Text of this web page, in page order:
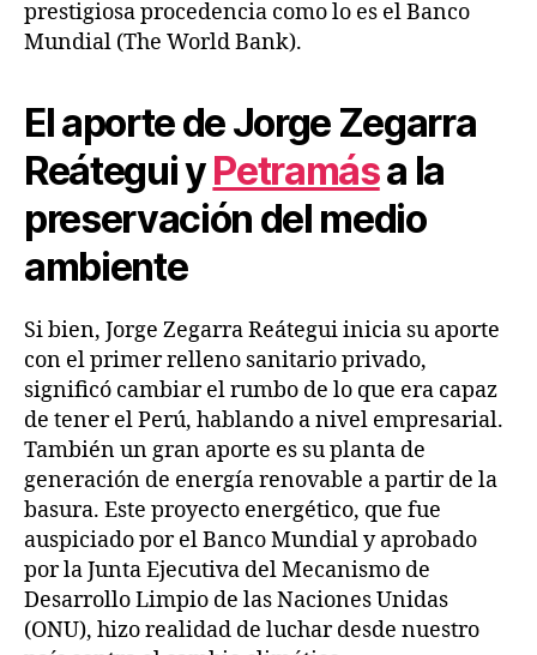
prestigiosa procedencia como lo es el Banco
Mundial (The World Bank).
El aporte de Jorge Zegarra
Reátegui yPetramása la
preservación del medio
ambiente
Si bien, Jorge Zegarra Reátegui inicia su aporte
con el primer relleno sanitario privado,
significó cambiar el rumbo de lo que era capaz
de tener el Perú, hablando a nivel empresarial.
También un gran aporte es su planta de
generación de energía renovable a partir de la
basura. Este proyecto energético, que fue
auspiciado por el Banco Mundial y aprobado
por la Junta Ejecutiva del Mecanismo de
Desarrollo Limpio de las Naciones Unidas
(ONU), hizo realidad de luchar desde nuestro